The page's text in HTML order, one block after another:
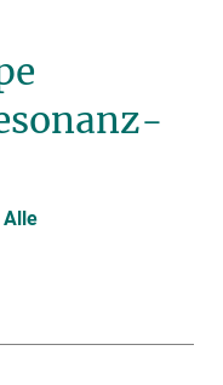
Alle